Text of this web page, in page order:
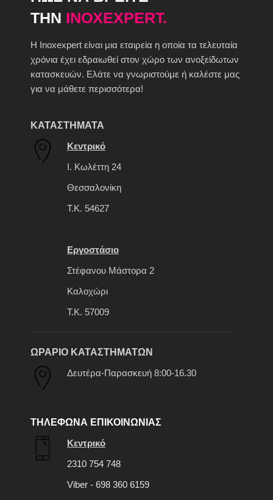
ΤΗΝ INOXEXPERT.
H Inoxexpert είναι μια εταιρεία η οποία τα τελευταία
χρόνια έχει εδραιωθεί στον χώρο των ανοξείδωτων
κατασκευών. Ελάτε να γνωριστούμε ή καλέστε μας
για να μάθετε περισσότερα!
ΚΑΤΑΣΤΗΜΑΤΑ
Κεντρικό
Ι. Κωλέττη 24
Θεσσαλονίκη
Τ.Κ. 54627
Εργοστάσιο
Στέφανου Μάστορα 2
Καλοχώρι
Τ.Κ. 57009
ΩΡΑΡΙΟ ΚΑΤΑΣΤΗΜΑΤΩΝ
Δευτέρα-Παρασκευή 8:00-16.30
ΤΗΛΕΦΩΝΑ ΕΠΙΚΟΙΝΩΝΙΑΣ
Κεντρικό
2310 754 748
Viber - 698 360 6159